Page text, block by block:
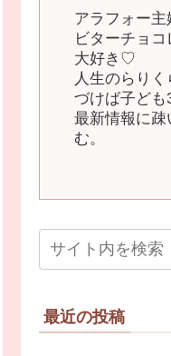
アラフォー主
ビターチョ
大好き♡
人生のらり
づけば子ども
最新情報に疎
む。
最近の投稿